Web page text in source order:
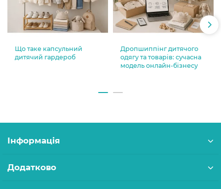
Що таке капсульний
дитячий гардероб
Дропшиппінг дитячого
одягу та товарів: сучасна
модель онлайн-бізнесу
Інформація
Додатково